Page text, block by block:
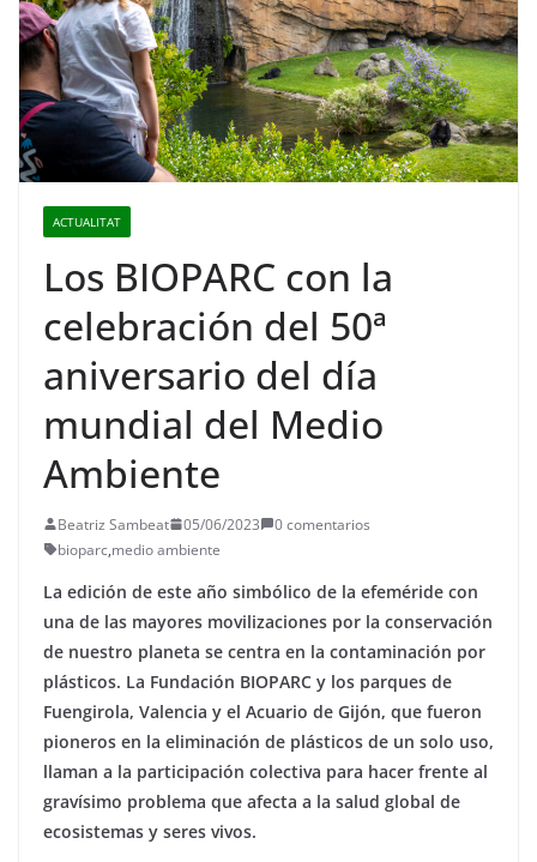
ACTUALITAT
Los BIOPARC con la
celebración del 50ª
aniversario del día
mundial del Medio
Ambiente
Beatriz Sambeat 05/06/2023
0 comentarios
bioparc,medio ambiente
La edición de este año simbólico de la efeméride con
una de las mayores movilizaciones por la conservación
de nuestro planeta se centra en la contaminación por
plásticos. La Fundación BIOPARC y los parques de
Fuengirola, Valencia y el Acuario de Gijón, que fueron
pioneros en la eliminación de plásticos de un solo uso,
llaman a la participación colectiva para hacer frente al
gravísimo problema que afecta a la salud global de
ecosistemas y seres vivos.